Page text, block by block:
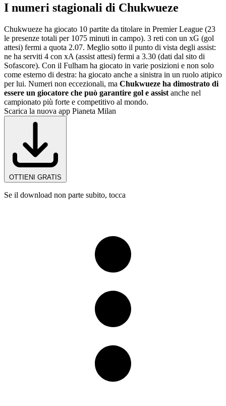
I numeri stagionali di Chukwueze
Chukwueze ha giocato 10 partite da titolare in Premier League (23
le presenze totali per 1075 minuti in campo). 3 reti con un xG (gol
attesi) fermi a quota 2.07. Meglio sotto il punto di vista degli assist:
ne ha serviti 4 con xA (assist attesi) fermi a 3.30 (dati dal sito di
Sofascore). Con il Fulham ha giocato in varie posizioni e non solo
come esterno di destra: ha giocato anche a sinistra in un ruolo atipico
per lui. Numeri non eccezionali, ma Chukwueze ha dimostrato di
essere un giocatore che può garantire gol e assist anche nel
campionato più forte e competitivo al mondo.
Scarica la nuova app Pianeta Milan
OTTIENI GRATIS
Se il download non parte subito, tocca